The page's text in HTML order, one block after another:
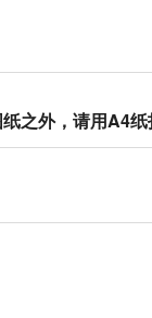
之外，请用A4纸